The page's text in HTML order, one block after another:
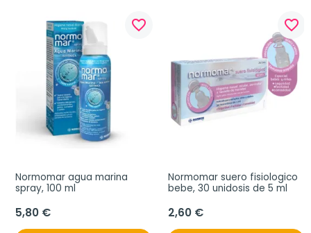
favorite_border
Normomar agua marina
spray, 100 ml
5,80 €
favorite_border
Normomar suero fisiologico
bebe, 30 unidosis de 5 ml
2,60 €